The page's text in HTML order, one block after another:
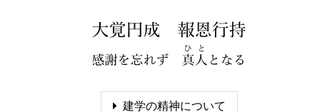
建学の精神について